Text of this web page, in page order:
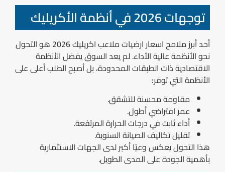
توجهات 2026 في أنظمة الأكريليك
أحد أبرز ملامح اسعار ارضيات ملاعب اكريليك 2026 هو التحول
نحو الأنظمة عالية الأداء. لم يعد السوق يفضل الأنظمة
الاقتصادية ذات الطبقات المحدودة، بل أصبح الطلب أعلى على
الأنظمة التي توفر:
مقاومة محسنة للتشقق.
عمر افتراضي أطول.
أداء ثابت في درجات الحرارة المرتفعة.
تقليل تكاليف الصيانة السنوية.
هذا التحول يعكس وعيًا أكبر لدى الجهات الاستثمارية
بأهمية الجودة على المدى الطويل.